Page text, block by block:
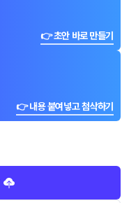
👉 초안 바로 만들기
👉 내용 붙여넣고 첨삭하기